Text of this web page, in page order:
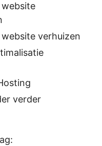
website
verhuizen
verder